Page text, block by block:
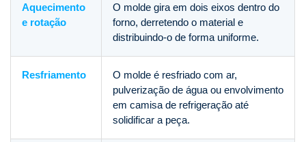
Aquecimento
e rotação
O molde gira em dois eixos dentro do
forno, derretendo o material e
distribuindo-o de forma uniforme.
Resfriamento
O molde é resfriado com ar,
pulverização de água ou envolvimento
em camisa de refrigeração até
solidificar a peça.